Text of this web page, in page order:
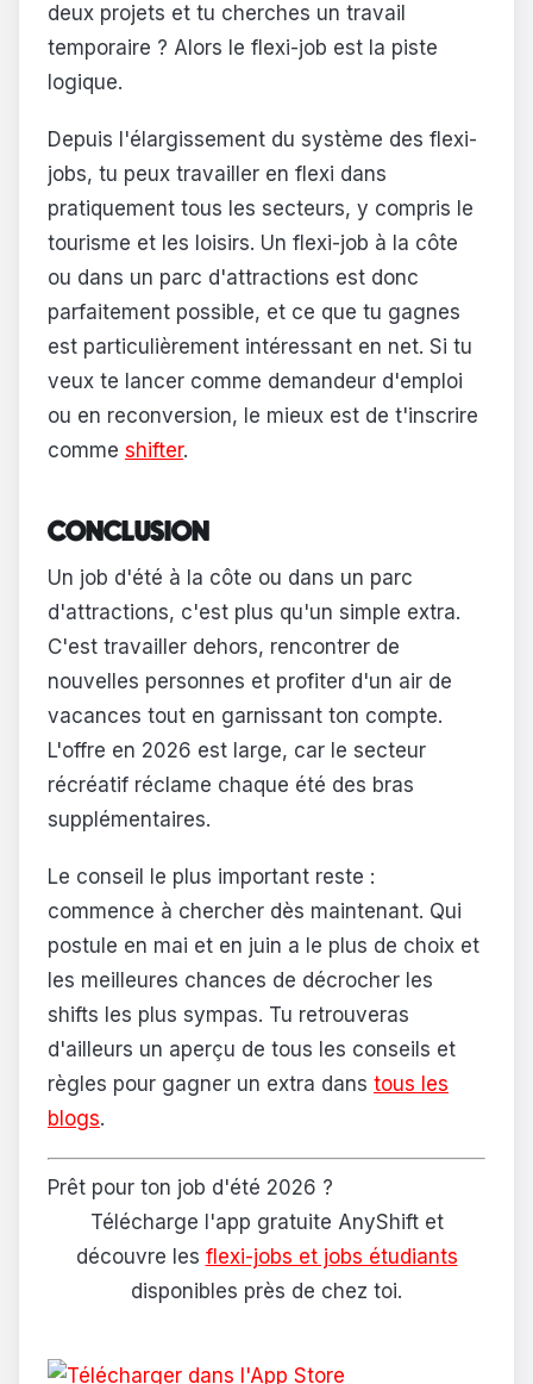
deux projets et tu cherches un travail
temporaire ? Alors le flexi-job est la piste
logique.
Depuis l'élargissement du système des flexi-
jobs, tu peux travailler en flexi dans
pratiquement tous les secteurs, y compris le
tourisme et les loisirs. Un flexi-job à la côte
ou dans un parc d'attractions est donc
parfaitement possible, et ce que tu gagnes
est particulièrement intéressant en net. Si tu
veux te lancer comme demandeur d'emploi
ou en reconversion, le mieux est de t'inscrire
comme shifter.
CONCLUSION
Un job d'été à la côte ou dans un parc
d'attractions, c'est plus qu'un simple extra.
C'est travailler dehors, rencontrer de
nouvelles personnes et profiter d'un air de
vacances tout en garnissant ton compte.
L'offre en 2026 est large, car le secteur
récréatif réclame chaque été des bras
supplémentaires.
Le conseil le plus important reste :
commence à chercher dès maintenant. Qui
postule en mai et en juin a le plus de choix et
les meilleures chances de décrocher les
shifts les plus sympas. Tu retrouveras
d'ailleurs un aperçu de tous les conseils et
règles pour gagner un extra dans tous les
blogs.
Prêt pour ton job d'été 2026 ?
Télécharge l'app gratuite AnyShift et
découvre les flexi-jobs et jobs étudiants
disponibles près de chez toi.